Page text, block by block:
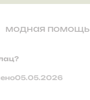
модная помощь
05.05.2026